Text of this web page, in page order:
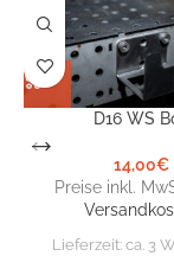
D16 WS
14,00€
Preise inkl.
Lieferzeit: ca. 3